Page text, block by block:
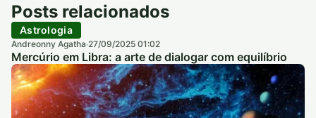
Posts relacionados
Astrologia
Andreonny Agatha·27/09/2025 01:02
Mercúrio em Libra: a arte de dialogar com equilíbrio